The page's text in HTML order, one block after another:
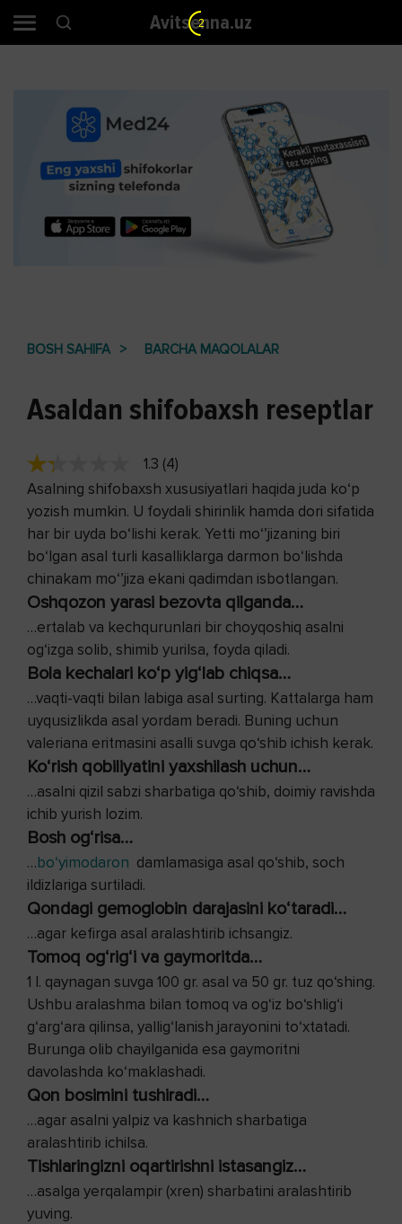
Avitsenna.uz
BOSH SAHIFA BARCHA MAQOLALAR
Asaldan shifobaxsh reseptlar
1.3 (4)
Asalning shifobaxsh xususiyatlari haqida juda ko‘p
yozish mumkin. U foydali shirinlik hamda dori sifatida
har bir uyda bo‘lishi kerak. Yetti mo‘’jizaning biri
bo‘lgan asal turli kasalliklarga darmon bo‘lishda
chinakam mo‘’jiza ekani qadimdan isbotlangan.
Oshqozon yarasi bezovta qilganda…
…ertalab va kechqurunlari bir choyqoshiq asalni
og‘izga solib, shimib yurilsa, foyda qiladi.
Bola kechalari ko‘p yig‘lab chiqsa…
…vaqti-vaqti bilan labiga asal surting. Kattalarga ham
uyqusizlikda asal yordam beradi. Buning uchun
valeriana eritmasini asalli suvga qo‘shib ichish kerak.
Ko‘rish qobiliyatini yaxshilash uchun…
…asalni qizil sabzi sharbatiga qo‘shib, doimiy ravishda
ichib yurish lozim.
Bosh og‘risa…
…bo‘yimodaron damlamasiga asal qo‘shib, soch
ildizlariga surtiladi.
Qondagi gemoglobin darajasini ko‘taradi…
…agar kefirga asal aralashtirib ichsangiz.
Tomoq og‘rig‘i va gaymoritda…
1 l. qaynagan suvga 100 gr. asal va 50 gr. tuz qo‘shing.
Ushbu aralashma bilan tomoq va og‘iz bo‘shlig‘i
g‘arg‘ara qilinsa, yallig‘lanish jarayonini to‘xtatadi.
Burunga olib chayilganida esa gaymoritni
davolashda ko‘maklashadi.
Qon bosimini tushiradi…
…agar asalni yalpiz va kashnich sharbatiga
aralashtirib ichilsa.
Tishlaringizni oqartirishni istasangiz…
…asalga yerqalampir (xren) sharbatini aralashtirib
yuving.
2